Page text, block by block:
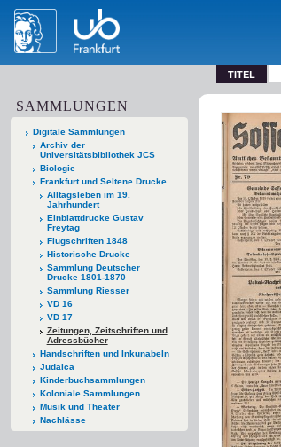
TITEL
SAMMLUNGEN
Digitale Sammlungen
Archiv der
Universitätsbibliothek JCS
Biologie
Frankfurt und Seltene Drucke
Alltagsleben im 19.
Jahrhundert
Einblattdrucke Gustav
Freytag
Flugschriften 1848
Historische Drucke
Sammlung Deutscher
Drucke 1801-1870
Sammlung Riesser
VD 16
VD 17
Zeitungen, Zeitschriften und
Adressbücher
Handschriften und Inkunabeln
Judaica
Kinderbuchsammlungen
Koloniale Sammlungen
Musik und Theater
Nachlässe